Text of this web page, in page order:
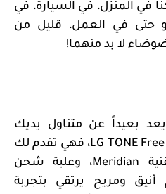
في المنزل، في السيارة، في
حتى في العمل، قليل من
لا بد منهما!
يعد بعيداً عن متناول يديك
LG TONE، فهي تقدم لك
Meridian، وعلبة شحن
أنيق ومريح يرتقي بتجربة